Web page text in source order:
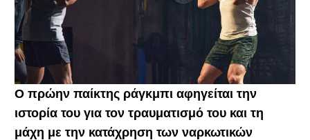
Ο πρώην παίκτης ράγκμπι αφηγείται την
ιστορία του για τον τραυματισμό του και τη
μάχη με την κατάχρηση των ναρκωτικών